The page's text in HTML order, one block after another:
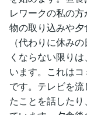
レワークの私の
物の取り込みや夕
（代わりに休み
くならない限り
います。これは
です。テレビを
たことを話した